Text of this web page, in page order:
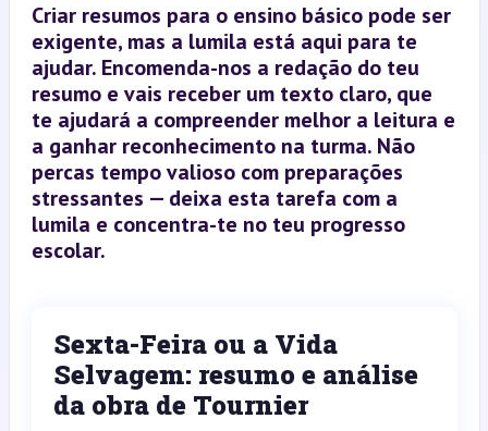
Criar resumos para o ensino básico pode ser
exigente, mas a lumila está aqui para te
ajudar. Encomenda-nos a redação do teu
resumo e vais receber um texto claro, que
te ajudará a compreender melhor a leitura e
a ganhar reconhecimento na turma. Não
percas tempo valioso com preparações
stressantes — deixa esta tarefa com a
lumila e concentra-te no teu progresso
escolar.
Sexta-Feira ou a Vida
Selvagem: resumo e análise
da obra de Tournier